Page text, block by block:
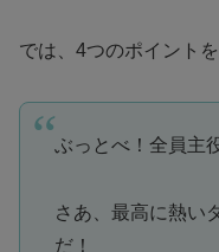
では、4つのポイント
ぶっとべ！全員主
さあ、最高に熱い
だ！